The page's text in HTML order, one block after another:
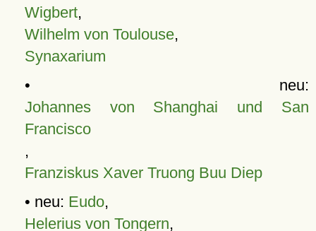
Wigbert,
Wilhelm von Toulouse,
Synaxarium
• neu:
Johannes von Shanghai und San
Francisco
,
Franziskus Xaver Truong Buu Diep
• neu: Eudo,
Helerius von Tongern,